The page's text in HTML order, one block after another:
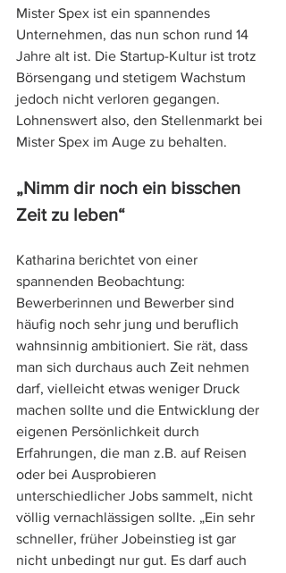
Mister Spex ist ein spannendes
Unternehmen, das nun schon rund 14
Jahre alt ist. Die Startup-Kultur ist trotz
Börsengang und stetigem Wachstum
jedoch nicht verloren gegangen.
Lohnenswert also, den Stellenmarkt bei
Mister Spex im Auge zu behalten.
„Nimm dir noch ein bisschen
Zeit zu leben“
Katharina berichtet von einer
spannenden Beobachtung:
Bewerberinnen und Bewerber sind
häufig noch sehr jung und beruflich
wahnsinnig ambitioniert. Sie rät, dass
man sich durchaus auch Zeit nehmen
darf, vielleicht etwas weniger Druck
machen sollte und die Entwicklung der
eigenen Persönlichkeit durch
Erfahrungen, die man z.B. auf Reisen
oder bei Ausprobieren
unterschiedlicher Jobs sammelt, nicht
völlig vernachlässigen sollte. „Ein sehr
schneller, früher Jobeinstieg ist gar
nicht unbedingt nur gut. Es darf auch